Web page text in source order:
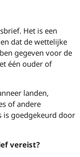
Het is een
dat de wettelijke
gegeven voor de
één ouder of
landen,
of andere
is goedgekeurd door
vereist?